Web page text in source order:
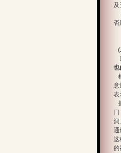
否
(
也
意
表
洞
通
这
的